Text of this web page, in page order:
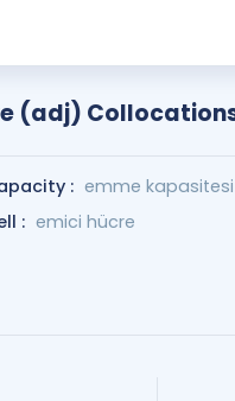
(adj)
: emme kapasitesi
: emici hücre